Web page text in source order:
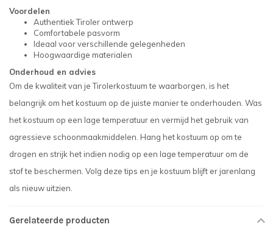
Voordelen
Authentiek Tiroler ontwerp
Comfortabele pasvorm
Ideaal voor verschillende gelegenheden
Hoogwaardige materialen
Onderhoud en advies
Om de kwaliteit van je Tirolerkostuum te waarborgen, is het
belangrijk om het kostuum op de juiste manier te onderhouden. Was
het kostuum op een lage temperatuur en vermijd het gebruik van
agressieve schoonmaakmiddelen. Hang het kostuum op om te
drogen en strijk het indien nodig op een lage temperatuur om de
stof te beschermen. Volg deze tips en je kostuum blijft er jarenlang
als nieuw uitzien.
Gerelateerde producten